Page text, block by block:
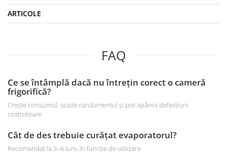
ARTICOLE
FAQ
Ce se întâmplă dacă nu întrețin corect o cameră
frigorifică?
Crește consumul, scade randamentul și pot apărea defecțiuni
costisitoare
Cât de des trebuie curățat evaporatorul?
Recomandat la 3–6 luni, în funcție de utilizare